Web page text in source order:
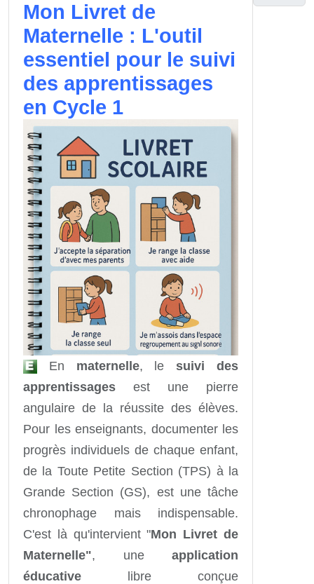
Mon Livret de
Maternelle : L'outil
essentiel pour le suivi
des apprentissages
en Cycle 1
En maternelle, lesuivi des
apprentissages est une pierre
angulaire de la réussite des élèves.
Pour les enseignants, documenter les
progrès individuels de chaque enfant,
de la Toute Petite Section (TPS) à la
Grande Section (GS), est une tâche
chronophage mais indispensable.
C'est là qu'intervient "Mon Livret de
Maternelle", une application
éducative libre conçue